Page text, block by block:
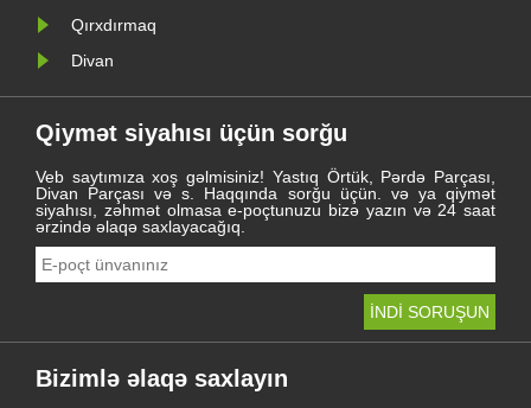
Qırxdırmaq
Divan
Qiymət siyahısı üçün sorğu
Veb saytımıza xoş gəlmisiniz! Yastıq Örtük, Pərdə Parçası,
Divan Parçası və s. Haqqında sorğu üçün. və ya qiymət
siyahısı, zəhmət olmasa e-poçtunuzu bizə yazın və 24 saat
ərzində əlaqə saxlayacağıq.
Bizimlə əlaqə saxlayın